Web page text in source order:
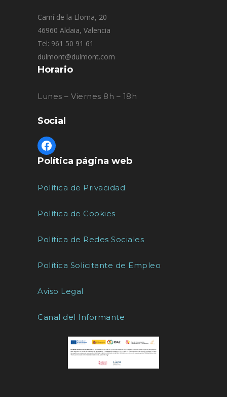
Camí de la Lloma, 20
46960 Aldaia, Valencia
Tel: 961 50 91 61
dulmont@dulmont.com
Horario
Lunes – Viernes 8h – 18h
Social
Política página web
Política de Privacidad
Política de Cookies
Política de Redes Sociales
Política Solicitante de Empleo
Aviso Legal
Canal del Informante